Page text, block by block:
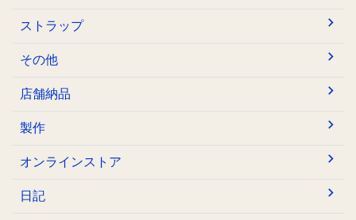
ストラップ
その他
店舗納品
製作
オンラインストア
日記